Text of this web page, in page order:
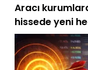
Aracı
hissede yeni
fiyat! %65
getiri